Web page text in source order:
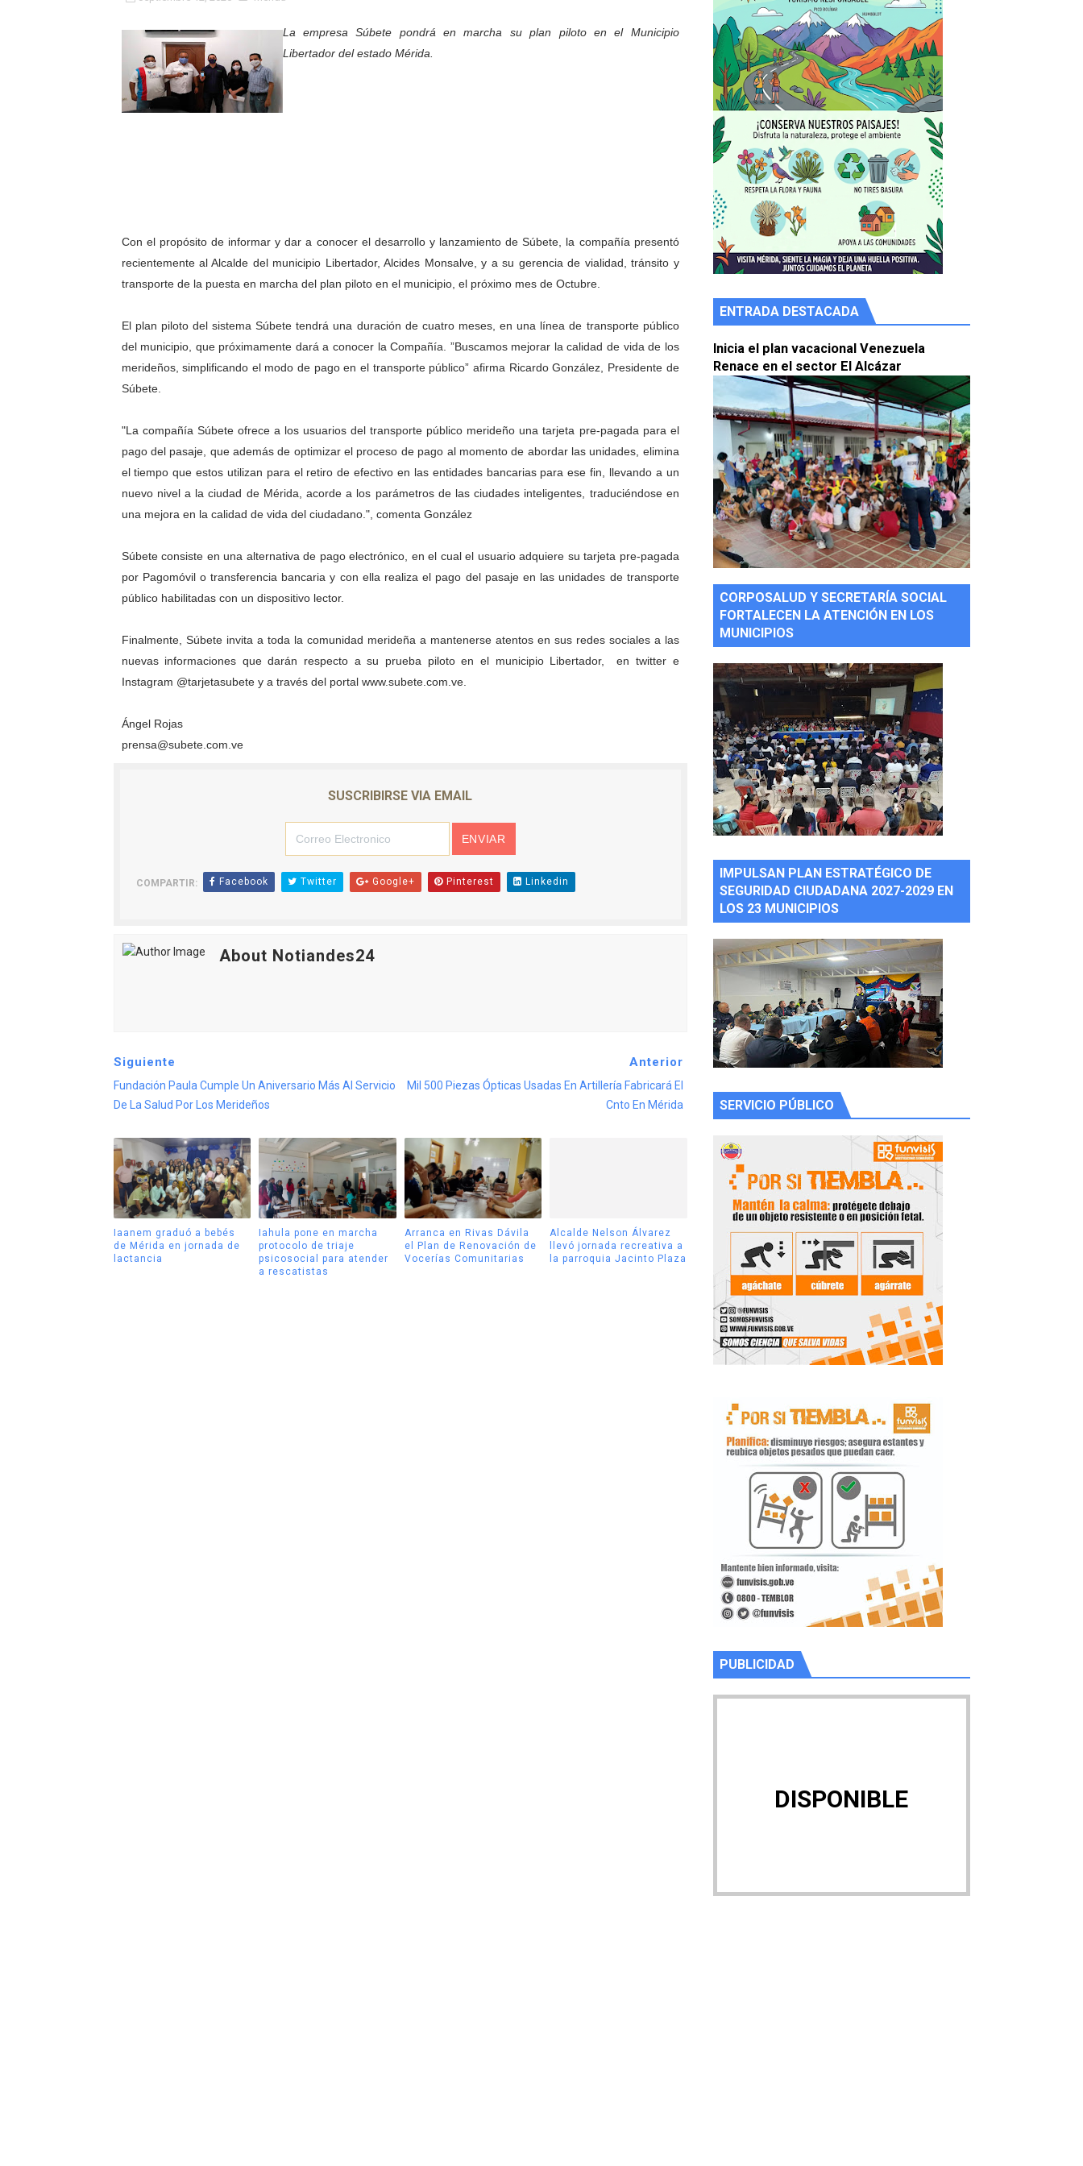
INN-Mérida celebró el Lacto grado para promover el inicio de una vida saludable
Impulsan plan estratégico de seguridad ciudadana 2027-2029 en los 23 municipios
Corposalud y Secretaría Social fortalecen la atención en los municipios
Inicia el plan vacacional Venezuela Renace en el sector El Alcázar
Expertos inspeccionan espacios del OAN para la instalación del detector Cherenkov de agua
Encuentro estadal fortalece la coordinación de políticas sociales en Mérida
Gobernador Arnaldo Sánchez apadrina a más de 993 nuevos bachilleres de Mérida
La empresa Súbete pondrá en marcha su plan piloto en el Municipio
Libertador del estado Mérida.
Con el propósito de informar y dar a conocer el desarrollo y lanzamiento de Súbete, la compañía presentó
recientemente al Alcalde del municipio Libertador, Alcides Monsalve, y a su gerencia de vialidad, tránsito y
transporte de la puesta en marcha del plan piloto en el municipio, el próximo mes de Octubre.
El plan piloto del sistema Súbete tendrá una duración de cuatro meses, en una línea de transporte público
del municipio, que próximamente dará a conocer la Compañía. ”Buscamos mejorar la calidad de vida de los
merideños, simplificando el modo de pago en el transporte público” afirma Ricardo González, Presidente de
Súbete.
"La compañía Súbete ofrece a los usuarios del transporte público merideño una tarjeta pre-pagada para el
pago del pasaje, que además de optimizar el proceso de pago al momento de abordar las unidades, elimina
el tiempo que estos utilizan para el retiro de efectivo en las entidades bancarias para ese fin, llevando a un
nuevo nivel a la ciudad de Mérida, acorde a los parámetros de las ciudades inteligentes, traduciéndose en
una mejora en la calidad de vida del ciudadano.", comenta González
Súbete consiste en una alternativa de pago electrónico, en el cual el usuario adquiere su tarjeta pre-pagada
por Pagomóvil o transferencia bancaria y con ella realiza el pago del pasaje en las unidades de transporte
público habilitadas con un dispositivo lector.
Finalmente, Súbete invita a toda la comunidad merideña a mantenerse atentos en sus redes sociales a las
nuevas informaciones que darán respecto a su prueba piloto en el municipio Libertador, en twitter e
Instagram @tarjetasubete y a través del portal www.subete.com.ve.
Ángel Rojas
prensa@subete.com.ve
SUSCRIBIRSE VIA EMAIL
COMPARTIR: Facebook Twitter Google+ Pinterest Linkedin
About Notiandes24
Siguiente
Fundación Paula Cumple Un Aniversario Más Al Servicio
De La Salud Por Los Merideños
Anterior
Mil 500 Piezas Ópticas Usadas En Artillería Fabricará El
Cnto En Mérida
Iaanem graduó a bebés
de Mérida en jornada de
lactancia
Iahula pone en marcha
protocolo de triaje
psicosocial para atender
a rescatistas
Arranca en Rivas Dávila
el Plan de Renovación de
Vocerías Comunitarias
Alcalde Nelson Álvarez
llevó jornada recreativa a
la parroquia Jacinto Plaza
ENTRADA DESTACADA
Inicia el plan vacacional Venezuela
Renace en el sector El Alcázar
CORPOSALUD Y SECRETARÍA SOCIAL
FORTALECEN LA ATENCIÓN EN LOS
MUNICIPIOS
IMPULSAN PLAN ESTRATÉGICO DE
SEGURIDAD CIUDADANA 2027-2029 EN
LOS 23 MUNICIPIOS
SERVICIO PÚBLICO
PUBLICIDAD
DISPONIBLE